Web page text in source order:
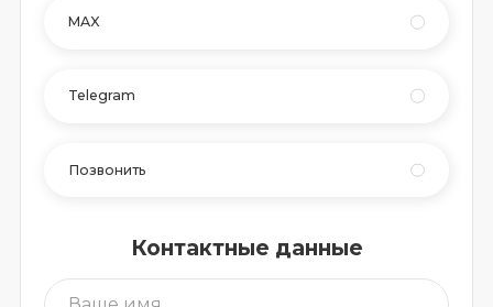
MAX
Telegram
Позвонить
Контактные данные